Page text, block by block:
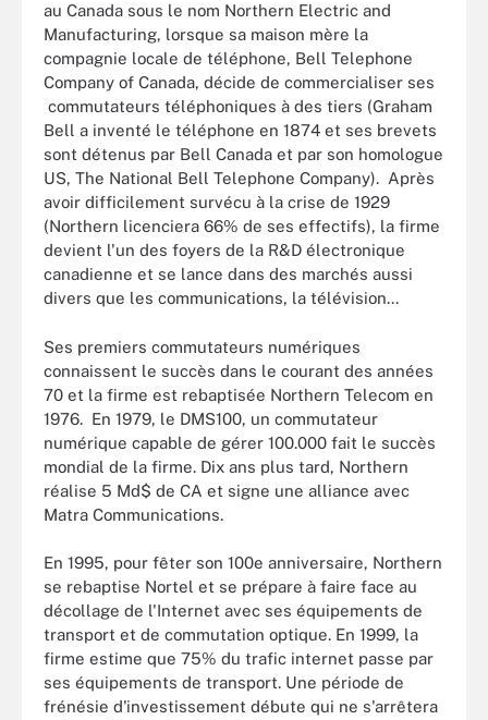
au Canada sous le nom Northern Electric and
Manufacturing, lorsque sa maison mère la
compagnie locale de téléphone, Bell Telephone
Company of Canada, décide de commercialiser ses
commutateurs téléphoniques à des tiers (Graham
Bell a inventé le téléphone en 1874 et ses brevets
sont détenus par Bell Canada et par son homologue
US, The National Bell Telephone Company). Après
avoir difficilement survécu à la crise de 1929
(Northern licenciera 66% de ses effectifs), la firme
devient l'un des foyers de la R&D électronique
canadienne et se lance dans des marchés aussi
divers que les communications, la télévision...
Ses premiers commutateurs numériques
connaissent le succès dans le courant des années
70 et la firme est rebaptisée Northern Telecom en
1976. En 1979, le DMS100, un commutateur
numérique capable de gérer 100.000 fait le succès
mondial de la firme. Dix ans plus tard, Northern
réalise 5 Md$ de CA et signe une alliance avec
Matra Communications.
En 1995, pour fêter son 100e anniversaire, Northern
se rebaptise Nortel et se prépare à faire face au
décollage de l'Internet avec ses équipements de
transport et de commutation optique. En 1999, la
firme estime que 75% du trafic internet passe par
ses équipements de transport. Une période de
frénésie d'investissement débute qui ne s'arrêtera